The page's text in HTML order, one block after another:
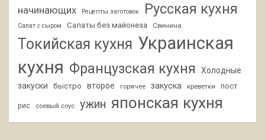
начинающих
Рецепты заготовок Русская кухня
Салат с сыром Салаты без майонеза Свинина
Токийская кухня Украинская
кухня Французская кухня
Холодные
закуски
быстро второе горячее закуска креветки пост
рис соевый соус ужин японская кухня